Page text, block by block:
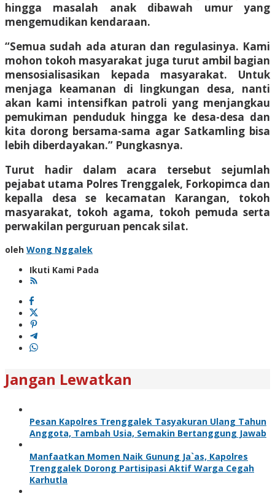
hingga masalah anak dibawah umur yang
mengemudikan kendaraan.
“Semua sudah ada aturan dan regulasinya. Kami
mohon tokoh masyarakat juga turut ambil bagian
mensosialisasikan kepada masyarakat. Untuk
menjaga keamanan di lingkungan desa, nanti
akan kami intensifkan patroli yang menjangkau
pemukiman penduduk hingga ke desa-desa dan
kita dorong bersama-sama agar Satkamling bisa
lebih diberdayakan.” Pungkasnya.
Turut hadir dalam acara tersebut sejumlah
pejabat utama Polres Trenggalek, Forkopimca dan
kepalla desa se kecamatan Karangan, tokoh
masyarakat, tokoh agama, tokoh pemuda serta
perwakilan perguruan pencak silat.
oleh Wong Nggalek
Ikuti Kami Pada
Jangan Lewatkan
Pesan Kapolres Trenggalek Tasyakuran Ulang Tahun
Anggota, Tambah Usia, Semakin Bertanggung Jawab
Manfaatkan Momen Naik Gunung Ja`as, Kapolres
Trenggalek Dorong Partisipasi Aktif Warga Cegah
Karhutla